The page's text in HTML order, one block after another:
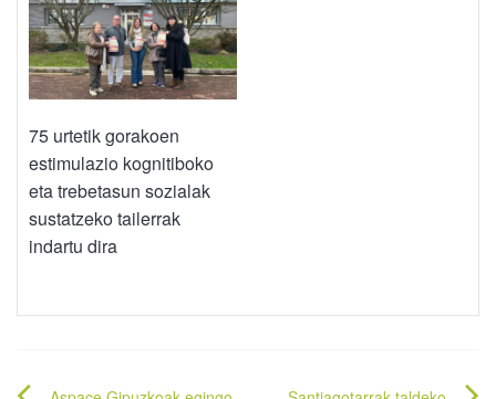
75 urtetik gorakoen
estimulazio kognitiboko
eta trebetasun sozialak
sustatzeko tailerrak
indartu dira